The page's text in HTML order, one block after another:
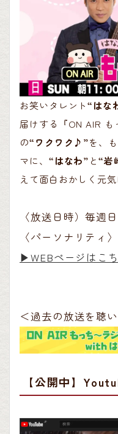
お笑いタレント“はな
届けする『ON AIR
の“ワクワク♪”を、
マに、 “はなわ” と“岩
えて面白おかしく元
〈放送日時）毎週
〈パーソナリティ
▶︎WEBページはこ
＜過去の放送を聴
【公開中】